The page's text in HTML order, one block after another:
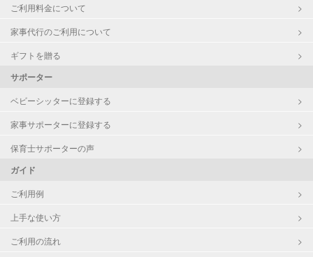
ご利用料金について
家事代行のご利用について
ギフトを贈る
サポーター
ベビーシッターに登録する
家事サポーターに登録する
保育士サポーターの声
ガイド
ご利用例
上手な使い方
ご利用の流れ